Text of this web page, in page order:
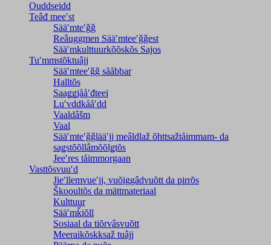
Ouddseidd
Teâđ meeʹst
Sääʹmteʹǧǧ
Reâuggmen Sääʹmteeʹǧǧest
Sääʹmkulttuurkõõskõs Sajos
Tuʹmmstõktuâjj
Sääʹmteeʹǧǧ sååbbar
Halltõs
Saaǥǥjååʹđteei
Luʹvddkååʹdd
Vaaldâšm
Vaal
Sääʹmteʹǧǧlääʹjj meâldlaž õhttsažtåimmam- da
saǥstõõllâmõõlǥtõs
Jeeʹres tåimmorgaan
Vasttõsvuuʹd
Jieʹllemvueʹjj, vuõiggâdvuõtt da pirrõs
Škooultõs da mättmateriaal
Kulttuur
Sääʹmǩiõll
Sosiaal da tiõrvâsvuõtt
Meeraikõskksaž tuâjj